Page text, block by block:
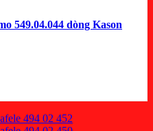
549.04.044 dòng Kason